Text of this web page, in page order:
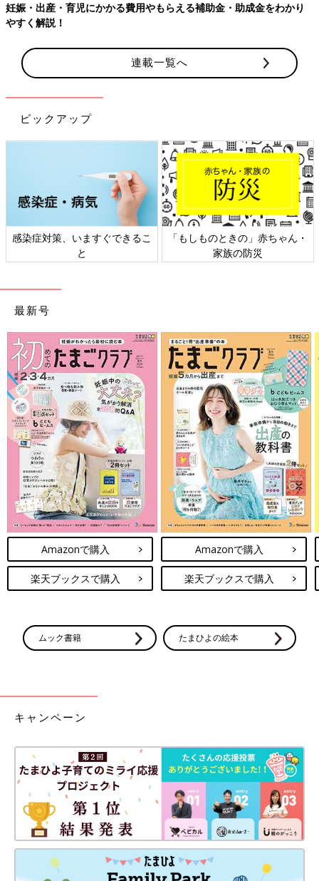
かり
連載一覧へ
ピックアップ
ちゃん・
日本外来小児科学会リーフレッ
六星占術 細木かおり
最新号
Amazonで購入
楽天ブックスで購入
Amazonで購入
楽天ブックスで購入
ムック書籍 たまひよの絵本
キャンペーン